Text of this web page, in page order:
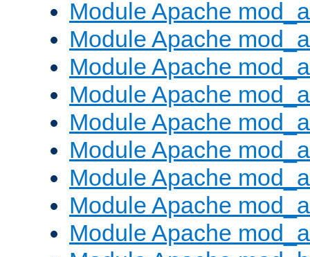
Module Apache
Module Apache
Module Apache
Module Apache
Module Apache
Module Apache
Module Apache
Module Apache
Module Apache